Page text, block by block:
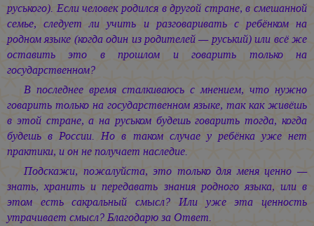
руського). Если человек родился в другой стране, в смешанной
семье, следует ли учить и разговаривать с ребёнком на
родном языке (когда один из родителей — руський) или всё же
оставить это в прошлом и говарить только на
государственном?
В последнее время сталкиваюсь с мнением, что нужно
говарить только на государственном языке, так как живёшь
в этой стране, а на руськом будешь говарить тогда, когда
будешь в России. Но в таком случае у ребёнка уже нет
практики, и он не получает наследие.
Подскажи, пожалуйста, это только для меня ценно —
знать, хранить и передавать знания родного языка, или в
этом есть сакральный смысл? Или уже эта ценность
утрачивает смысл? Благодарю за Ответ.